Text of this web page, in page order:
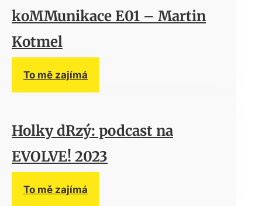
koMMunikace E01 – Martin
Kotmel
To mě zajímá
Holky dRzý: podcast na
EVOLVE! 2023
To mě zajímá